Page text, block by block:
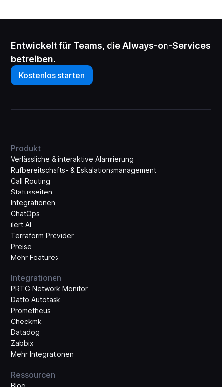
Entwickelt für Teams, die Always-on-Services
betreiben.
Kostenlos starten
Produkt
Verlässliche & interaktive Alarmierung
Rufbereitschafts- & Eskalations­management
Call Routing
Statusseiten
Integrationen
ChatOps
ilert AI
Terraform Provider
Preise
Mehr Features
Integrationen
PRTG Network Monitor
Datto Autotask
Prometheus
Checkmk
Datadog
Zabbix
Mehr Integrationen
Ressourcen
Blog